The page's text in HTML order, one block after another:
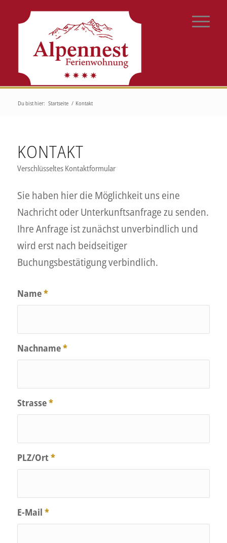
Du bist hier: Startseite / Kontakt
KONTAKT
Verschlüsseltes Kontaktformular
Sie haben hier die Möglichkeit uns eine
Nachricht oder Unterkunftsanfrage zu senden.
Ihre Anfrage ist zunächst unverbindlich und
wird erst nach beidseitiger
Buchungsbestätigung verbindlich.
Name*
Nachname*
Strasse*
PLZ/Ort*
E-Mail *